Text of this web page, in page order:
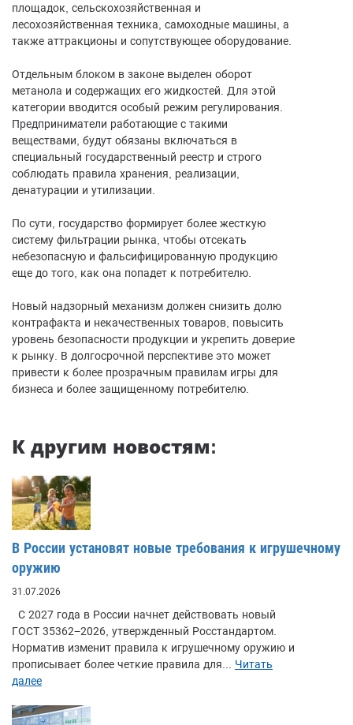
площадок, сельскохозяйственная и
лесохозяйственная техника, самоходные машины, а
также аттракционы и сопутствующее оборудование.
Отдельным блоком в законе выделен оборот
метанола и содержащих его жидкостей. Для этой
категории вводится особый режим регулирования.
Предприниматели работающие с такими
веществами, будут обязаны включаться в
специальный государственный реестр и строго
соблюдать правила хранения, реализации,
денатурации и утилизации.
По сути, государство формирует более жесткую
систему фильтрации рынка, чтобы отсекать
небезопасную и фальсифицированную продукцию
еще до того, как она попадет к потребителю.
Новый надзорный механизм должен снизить долю
контрафакта и некачественных товаров, повысить
уровень безопасности продукции и укрепить доверие
к рынку. В долгосрочной перспективе это может
привести к более прозрачным правилам игры для
бизнеса и более защищенному потребителю.
К другим новостям:
В России установят новые требования к игрушечному
оружию
31.07.2026
С 2027 года в России начнет действовать новый
ГОСТ 35362−2026, утвержденный Росстандартом.
Норматив изменит правила к игрушечному оружию и
прописывает более четкие правила для... Читать
далее